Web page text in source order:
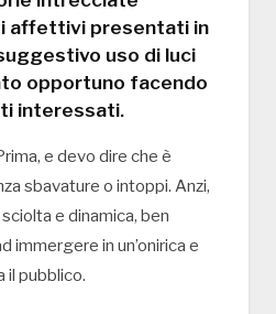
affettivi presentati in
uso di luci
opportuno facendo
interessati.
e devo dire che è
sbavature o intoppi. Anzi,
e dinamica, ben
immergere in un’onirica e
pubblico.